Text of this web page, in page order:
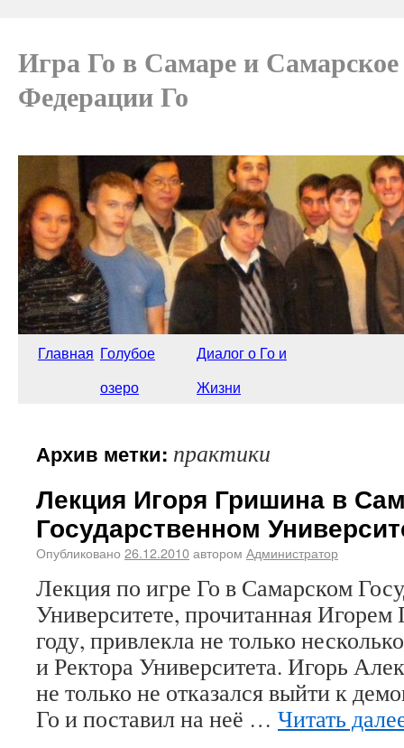
Игра Го в Самаре и Самарское
Федерации Го
Главная Голубое
озеро
Диалог о Го и
Жизни
Архив метки: практики
Лекция Игоря Гришина в
Государственном
Опубликовано 26.12.2010автором Администратор
Лекция по игре Го в Самарском
Университете, прочитанная
году, привлекла не только
и Ректора Университета. Игорь
не только не отказался выйти к
Го и поставил на неё … Читать